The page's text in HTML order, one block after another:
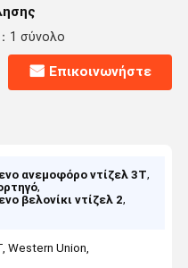
1 σύνολο
Επικοινωνήστε
ανεμοφόρο ντίζελ 3T,
,
βελονίκι ντίζελ 2,
Western Union,